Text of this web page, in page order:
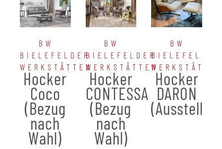
BW
BIELEFELDER
WERKSTÄTTEN
Hocker
Coco
(Bezug
nach
Wahl)
BW
BIELEFELDER
WERKSTÄTTEN
Hocker
CONTESSA
(Bezug
nach
Wahl)
BW
BIELEFELDER
Hocker
DARON